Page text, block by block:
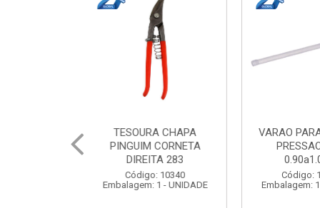
VARAO PARA CORTINA
PRESSAO RETO
1.05a1.18cm
Código: 104043
Embalagem: 1 - UNIDADE
VARAO
Embalagem: